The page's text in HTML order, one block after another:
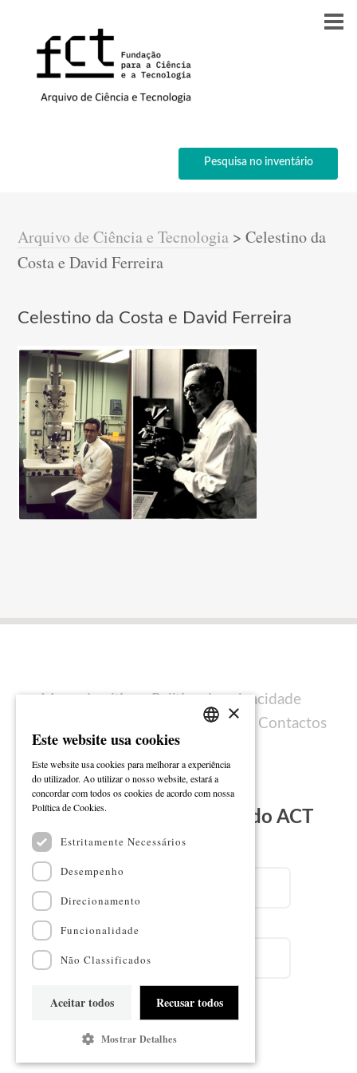
Pesquisa no inventário
Arquivo de Ciência e Tecnologia >Celestino da
Costa e David Ferreira
Celestino da Costa e David Ferreira
Mapa do sítio
Política de privacidade
Ficha técnica Contactos
Subscreva a Newsletter do ACT
Subscrever
Mapa do sítio
ENGLISH
×
Este website usa cookies
Este website usa cookies para melhorar a experiência
do utilizador. Ao utilizar o nosso website, estará a
concordar com todos os cookies de acordo com nossa
Política de Cookies.
Estritamente Necessários
Desempenho
Direcionamento
Funcionalidade
Não Classificados
Aceitar todos Recusar todos
Mostrar Detalhes